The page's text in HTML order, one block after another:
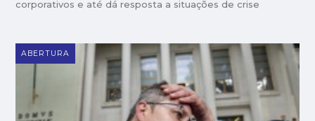
corporativos e até dá resposta a situações de crise
ABERTURA